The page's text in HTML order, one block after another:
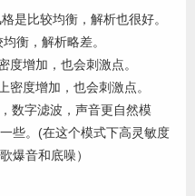
是比较均衡，解析也很好。
衡，解析略差。
增加，也会刺激点。
度增加，也会刺激点。
数字滤波，声音更自然模
些。(在这个模式下高灵敏度
爆音和底噪）